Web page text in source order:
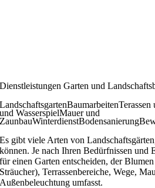
Dienstleistungen Garten und
LandschaftsgartenBaumarbeitenTerassen
und WasserspielMauer und
ZaunbauWinterdienstBodensanierung
Es gibt viele Arten von
können. Je nach Ihren Bedürfnissen und
für einen Garten entscheiden, der
Sträucher), Terrassenbereiche, Wege,
Außenbeleuchtung umfasst.